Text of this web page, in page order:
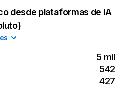
desde plataformas de IA
5 mil
542
427